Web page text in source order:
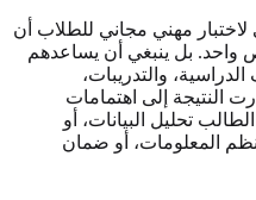
لاختبار مهني مجاني للطلاب أن
بل ينبغي أن يساعدهم
والتدريبات،
النتيجة إلى اهتمامات
تحليل البيانات، أو
نظم المعلومات، أو ضمان